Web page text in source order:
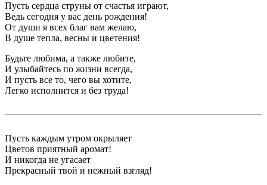
Пусть сердца струны от счастья играют,
Ведь сегодня у вас день рождения!
От души я всех благ вам желаю,
В душе тепла, весны и цветения!
Будьте любима, а также любите,
И улыбайтесь по жизни всегда,
И пусть все то, чего вы хотите,
Легко исполнится и без труда!
Пусть каждым утром окрыляет
Цветов приятный аромат!
И никогда не угасает
Прекрасный твой и нежный взгляд!